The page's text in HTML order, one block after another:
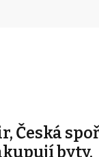
Česká
byty.